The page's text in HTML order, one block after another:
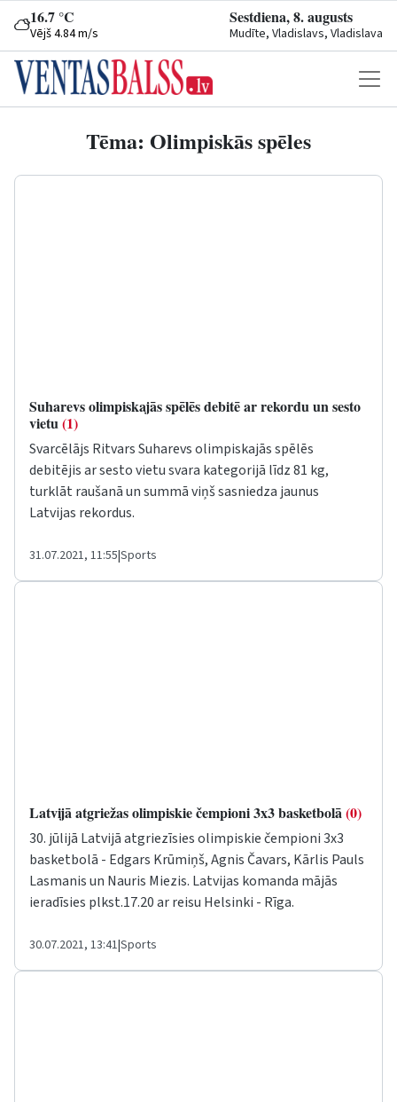
16.7 °C
Vējš 4.84 m/s
Sestdiena, 8. augusts
Mudīte, Vladislavs, Vladislava
Tēma: Olimpiskās spēles
Suharevs olimpiskajās spēlēs debitē ar rekordu un sesto
vietu(1)
Svarcēlājs Ritvars Suharevs olimpiskajās spēlēs
debitējis ar sesto vietu svara kategorijā līdz 81 kg,
turklāt raušanā un summā viņš sasniedza jaunus
Latvijas rekordus.
31.07.2021, 11:55|Sports
Latvijā atgriežas olimpiskie čempioni 3x3 basketbolā(0)
30. jūlijā Latvijā atgriezīsies olimpiskie čempioni 3x3
basketbolā - Edgars Krūmiņš, Agnis Čavars, Kārlis Pauls
Lasmanis un Nauris Miezis. Latvijas komanda mājās
ieradīsies plkst.17.20 ar reisu Helsinki - Rīga.
30.07.2021, 13:41|Sports